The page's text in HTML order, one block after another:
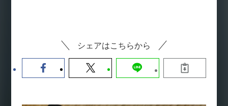
シェアはこちらから